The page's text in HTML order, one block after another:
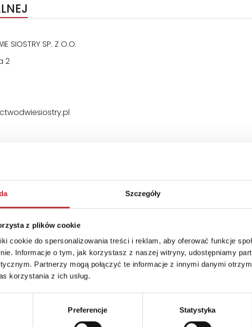
Szczegóły
z plików cookie
cookie do spersonalizowania treści i reklam, aby oferować funkcje
Informacje o tym, jak korzystasz z naszej witryny, udostępniamy
Partnerzy mogą połączyć te informacje z innymi danymi
korzystania z ich usług.
Preferencje Statystyka
SIOSTRY SP. Z O.O.
2
Wiki i przyjaciele. Wielka Trójka. Skąd się biorą Motyle
zbiorowe
Marcelinka. Opowieść dla bardzo wrażliwych dzieci i ich rodziców
Katarzyna Kucewicz Roger Priddy